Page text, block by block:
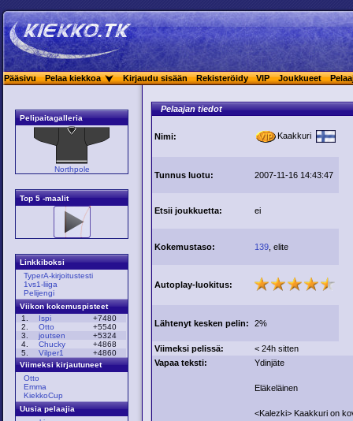
Pääsivu Pelaa kiekkoa Kirjaudu sisään Rekisteröidy VIP Joukkueet
Pelipaitagalleria
Northpole
Top 5 -maalit
Linkkiboksi
TyperA-kirjoitustesti
1vs1-liiga
Pelijengi
Viikon kokemuspisteet
1.
Ispi
+7480
2.
Otto
+5540
3.
joutsen
+5324
4.
Chucky
+4868
5.
Vilper1
+4860
Viimeksi kirjautuneet
Otto
Emma
KiekkoCup
Uusia pelaajia
Pelaajan tiedot
Nimi: Kaakkuri
Tunnus luotu: 2007-11-16 14:43:47
Etsii joukkuetta: ei
Kokemustaso: 139 , elite
Autoplay-luokitus:
Lähtenyt kesken pelin: 2%
Viimeksi pelissä:
< 24h sitten
Vapaa teksti:
Ydinjäte
Eläkeläinen
<Kalezki> Kaakkuri on